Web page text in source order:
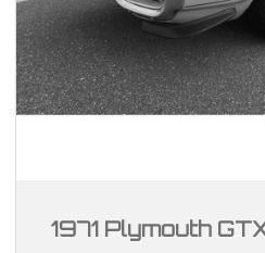
1971 Plymouth